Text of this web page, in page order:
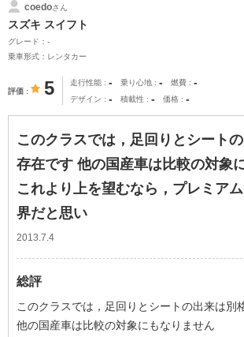
coedoさん
スズキ スイフト
グレード：-
乗車形式：レンタカー
評価 5 走行性能 - 乗り心地 - 燃費 -
デザイン - 積載性 - 価格 -
このクラスでは，足回りとシート
存在です 他の国産車は比較の対象
これより上を望むなら，プレミア
界だと思い
2013.7.4
総評
このクラスでは，足回りとシートの出来は別
他の国産車は比較の対象にもなりません